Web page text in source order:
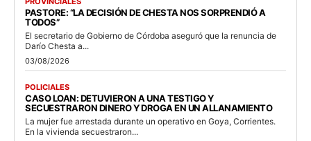
PASTORE: “LA DECISIÓN DE CHESTA NOS SORPRENDIÓ A
TODOS”
El secretario de Gobierno de Córdoba aseguró que la renuncia de
Darío Chesta a...
03/08/2026
POLICIALES
CASO LOAN: DETUVIERON A UNA TESTIGO Y
SECUESTRARON DINERO Y DROGA EN UN ALLANAMIENTO
La mujer fue arrestada durante un operativo en Goya, Corrientes.
En la vivienda secuestraron...